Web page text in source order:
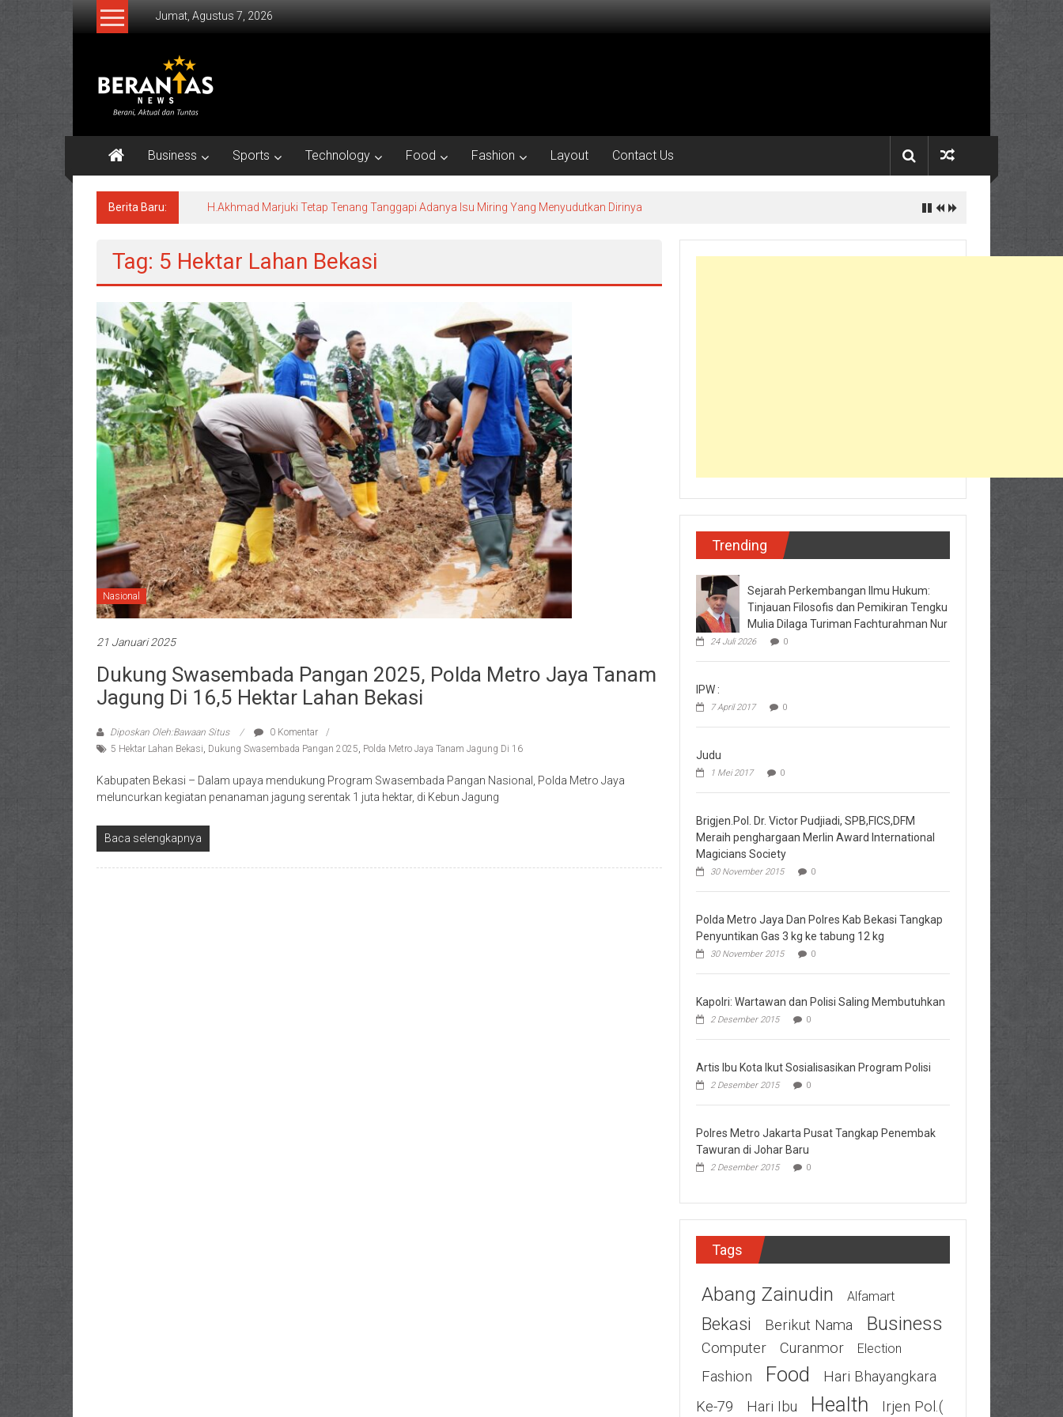
Lompat
Jumat, Agustus 7, 2026
BERANTAS
NEWS
Tuntas.
Business Sports Technology Food Fashion Layout Contact Us
Berita Baru: H.Akhmad Marjuki Tetap Tenang Tanggapi Adanya Isu Miring Yang Menyudutkan Dirinya
Tag: 5 Hektar Lahan Bekasi
Nasional
21 Januari 2025
Dukung Swasembada Pangan 2025, Polda Metro Jaya Tanam
Jagung Di 16,5 Hektar Lahan Bekasi
Diposkan Oleh:Bawaan Situs
0 Komentar
5 Hektar Lahan Bekasi, Dukung Swasembada Pangan 2025, Polda Metro Jaya Tanam Jagung Di 16
Kabupaten Bekasi – Dalam upaya mendukung Program Swasembada Pangan Nasional, Polda Metro Jaya
meluncurkan kegiatan penanaman jagung serentak 1 juta hektar, di Kebun Jagung
Baca selengkapnya
Trending
Sejarah Perkembangan Ilmu Hukum:
Tinjauan Filosofis dan Pemikiran Tengku
Mulia Dilaga Turiman Fachturahman Nur
24 Juli 2026 0
IPW :
7 April 2017 0
Judu
1 Mei 2017 0
Brigjen.Pol. Dr. Victor Pudjiadi, SPB,FICS,DFM
Meraih penghargaan Merlin Award International
Magicians Society
30 November 2015 0
Polda Metro Jaya Dan Polres Kab Bekasi Tangkap
Penyuntikan Gas 3 kg ke tabung 12 kg
30 November 2015 0
Kapolri: Wartawan dan Polisi Saling Membutuhkan
2 Desember 2015 0
Artis Ibu Kota Ikut Sosialisasikan Program Polisi
2 Desember 2015 0
Polres Metro Jakarta Pusat Tangkap Penembak
Tawuran di Johar Baru
2 Desember 2015 0
Tags
Abang Zainudin Alfamart
Bekasi Berikut Nama Business
Computer Curanmor Election
Fashion Food
Hari Bhayangkara
Ke-79
Hari Ibu Health
Irjen Pol.(